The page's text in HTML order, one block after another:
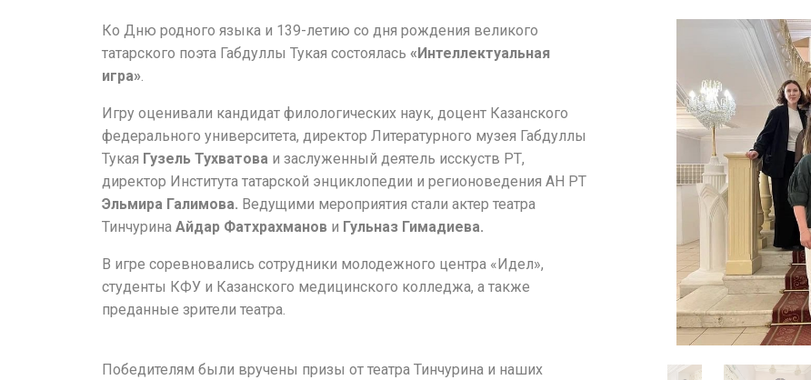
Ко Дню родного языка и 139-летию со дня рождения великого
татарского поэта Габдуллы Тукая состоялась «Интеллектуальная
игра».
Игру оценивали кандидат филологических наук, доцент Казанского
федерального университета, директор Литературного музея Габдуллы
Тукая Гузель Тухватова и заслуженный деятель исскуств РТ,
директор Института татарской энциклопедии и регионоведения АН РТ
Эльмира Галимова. Ведущими мероприятия стали актер театра
Тинчурина Айдар Фатхрахманов и Гульназ Гимадиева.
В игре соревновались сотрудники молодежного центра «Идел»,
студенты КФУ и Казанского медицинского колледжа, а также
преданные зрители театра.
Победителям были вручены призы от театра Тинчурина и наших